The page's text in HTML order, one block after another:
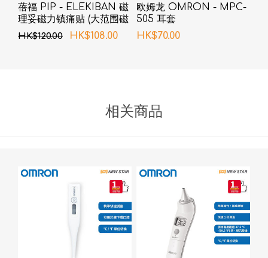
蓓福 PIP - ELEKIBAN 磁
理妥磁力镇痛贴 (大范围磁
力贴) 80MT 6片装
HK$120.00 HK$108.00
欧姆龙 OMRON - MPC-
505 耳套
HK$70.00
相关商品